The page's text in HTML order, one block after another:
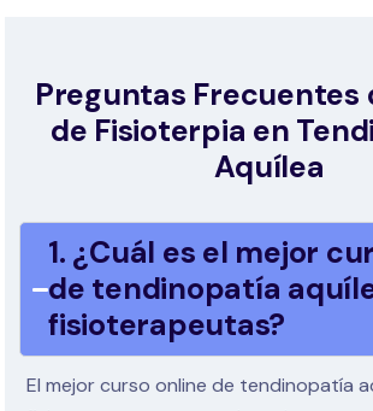
Preguntas Frecuentes
de Fisioterpia en
Aquílea
1. ¿Cuál es el mejor
de tendinopatía
fisioterapeutas?
El mejor curso online de tendinopatía